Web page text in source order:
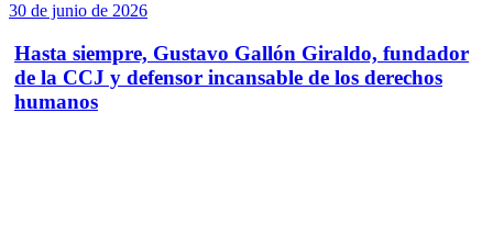
30 de junio de 2026
Hasta siempre, Gustavo Gallón Giraldo, fundador
de la CCJ y defensor incansable de los derechos
humanos